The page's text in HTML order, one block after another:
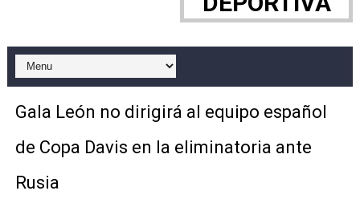
WWE NXT - Myles Borne y Tavion Heights ponen fin
Canadian Football League 2026 - Week 10
EFA y AFLE 2026 - Regular season
Gala León no dirigirá al equipo español
de Copa Davis en la eliminatoria ante
Rusia